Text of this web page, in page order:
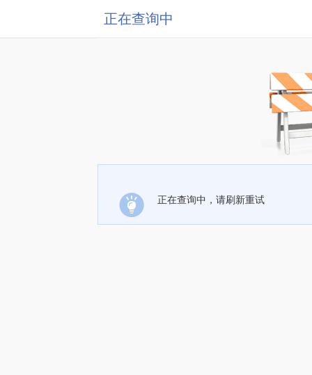
正在查询中
正在查询中，请刷新重试